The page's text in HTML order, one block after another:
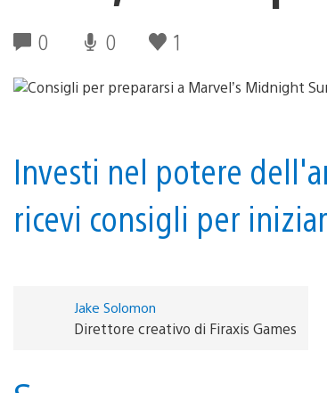
0 0 1
Investi nel potere
ricevi consigli per
Jake Solomon
Direttore creativo di Firaxis Games